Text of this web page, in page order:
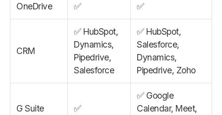
OneDrive ✅ ✅
CRM
✅ HubSpot,
Dynamics,
Pipedrive,
Salesforce
✅ HubSpot,
Salesforce,
Dynamics,
Pipedrive, Zoho
G Suite ✅
✅ Google
Calendar, Meet,